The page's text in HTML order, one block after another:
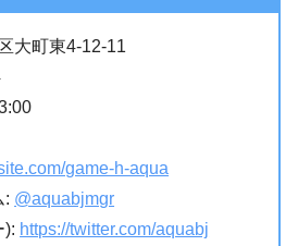
大町東4-12-11
game-h-aqua
: @aquabjmgr
): https://twitter.com/aquabj